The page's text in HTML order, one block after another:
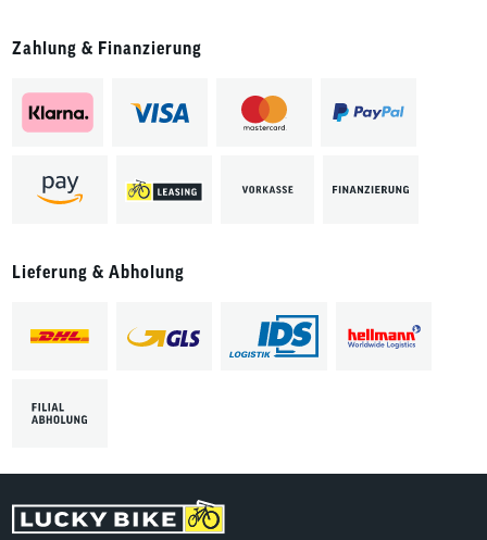
Zahlung & Finanzierung
Lieferung & Abholung